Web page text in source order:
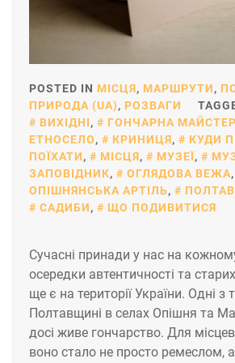
POSTED IN МІСЦЯ, МАРШРУТИ,
ПРИРОДА (UA), РОЗВАГИ
ВИХІДНІ, ГОНЧАРНА
ЕТНОСЕЛО, КРИНИЦЯ, КУДИ
ПОЇХАТИ, МІСЦЯ, МУЗЕЇ,
ЗАПОВІДНИК, ОГЛЯДОВА ВЕЖА,
ОПІШНЯНСЬКА АРТІЛЬ,
САДИБИ, ЩО ПОДИВИТИСЯ
Сучасні принади у нас на
осередки автентичності та
ще є на території України. Одні з
Полтавщині в селах Опішня та
досі живе гончарство. Для
воно стало не просто ремеслом,